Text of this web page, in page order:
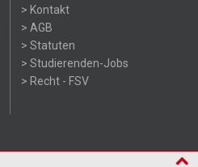
> Kontakt
> AGB
> Statuten
> Studierenden-Jobs
> Recht - FSV